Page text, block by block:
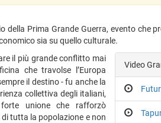
della Prima Grande Guerra, evento che
sia su quello culturale.
Video
il più grande conflitto mai
che travolse l’Europa
il destino - fu anche la
collettiva degli italiani,
unione che rafforzò
di tutta la popolazione e non